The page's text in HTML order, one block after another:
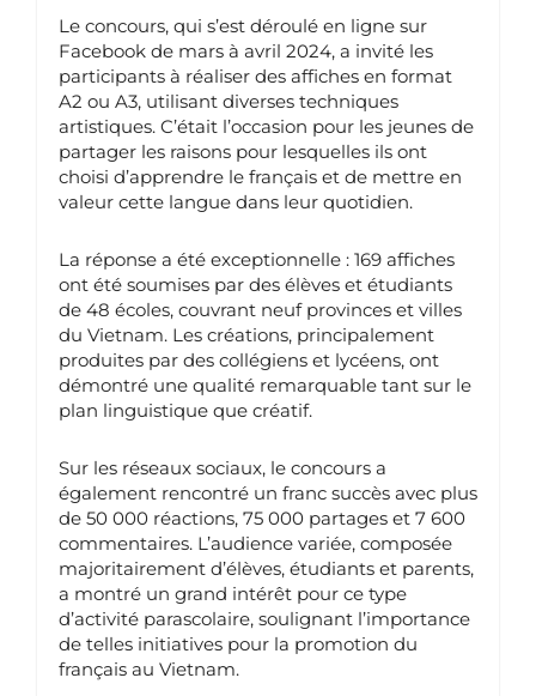
Le concours, qui s’est déroulé en ligne sur
Facebook de mars à avril 2024, a invité les
participants à réaliser des affiches en format
A2 ou A3, utilisant diverses techniques
artistiques. C’était l’occasion pour les jeunes de
partager les raisons pour lesquelles ils ont
choisi d’apprendre le français et de mettre en
valeur cette langue dans leur quotidien.
La réponse a été exceptionnelle : 169 affiches
ont été soumises par des élèves et étudiants
de 48 écoles, couvrant neuf provinces et villes
du Vietnam. Les créations, principalement
produites par des collégiens et lycéens, ont
démontré une qualité remarquable tant sur le
plan linguistique que créatif.
Sur les réseaux sociaux, le concours a
également rencontré un franc succès avec plus
de 50 000 réactions, 75 000 partages et 7 600
commentaires. L’audience variée, composée
majoritairement d’élèves, étudiants et parents,
a montré un grand intérêt pour ce type
d’activité parascolaire, soulignant l’importance
de telles initiatives pour la promotion du
français au Vietnam.